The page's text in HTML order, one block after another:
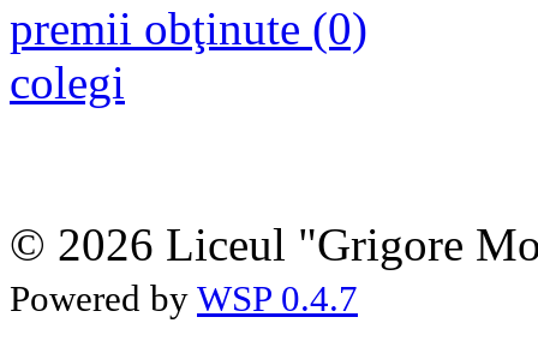
premii obţinute (0)
colegi
© 2026 Liceul "Grigore
Powered by WSP 0.4.7